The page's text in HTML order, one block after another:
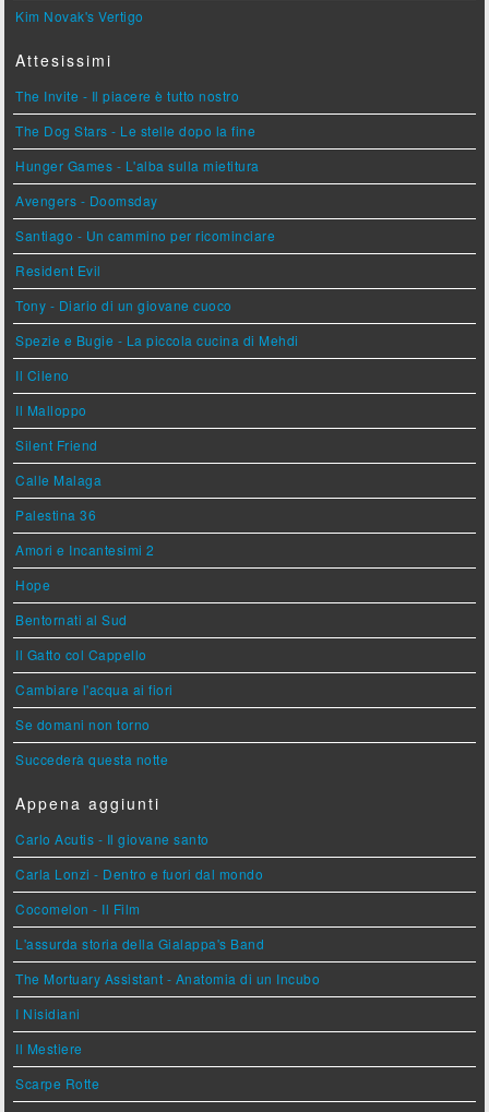
Kim Novak's Vertigo
Attesissimi
The Invite - Il piacere è tutto nostro
The Dog Stars - Le stelle dopo la fine
Hunger Games - L'alba sulla mietitura
Avengers - Doomsday
Santiago - Un cammino per ricominciare
Resident Evil
Tony - Diario di un giovane cuoco
Spezie e Bugie - La piccola cucina di Mehdi
Il Cileno
Il Malloppo
Silent Friend
Calle Malaga
Palestina 36
Amori e Incantesimi 2
Hope
Bentornati al Sud
Il Gatto col Cappello
Cambiare l'acqua ai fiori
Se domani non torno
Succederà questa notte
Appena aggiunti
Carlo Acutis - Il giovane santo
Carla Lonzi - Dentro e fuori dal mondo
Cocomelon - Il Film
L'assurda storia della Gialappa's Band
The Mortuary Assistant - Anatomia di un Incubo
I Nisidiani
Il Mestiere
Scarpe Rotte